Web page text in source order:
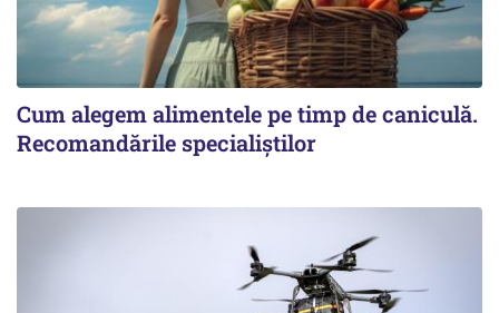
Cum alegem alimentele pe timp de caniculă.
Recomandările specialiștilor